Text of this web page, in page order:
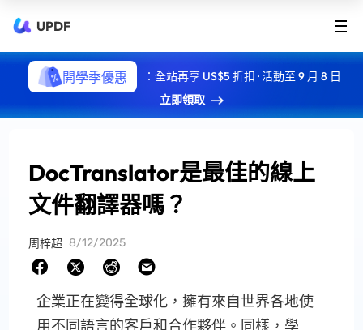
UPDF
開學季優惠
：全站再享 US$5 折扣 · 活動至 9 月 8 日
立即領取
DocTranslator是最佳的線上
文件翻譯器嗎？
周梓超 8/12/2025
企業正在變得全球化，擁有來自世界各地使
用不同語言的客戶和合作夥伴。同樣，學